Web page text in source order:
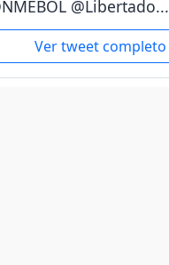
@Libertado...
Ver tweet completo